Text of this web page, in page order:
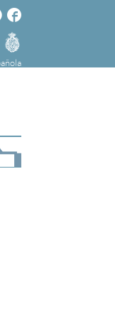
Facebook
Agencia
EFE